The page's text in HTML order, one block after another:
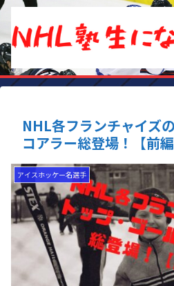
NHL各フランチャイズ
コアラー総登場！【前編
アイスホッケー名選手